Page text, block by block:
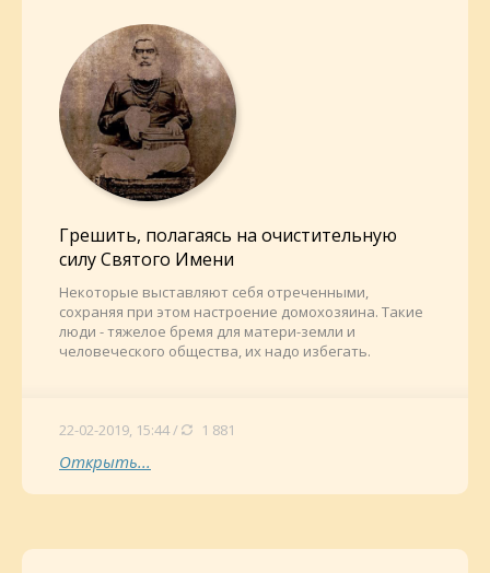
Грешить, полагаясь на очистительную
силу Святого Имени
Некоторые выставляют себя отреченными,
сохраняя при этом настроение домохозяина. Такие
люди - тяжелое бремя для матери-земли и
человеческого общества, их надо избегать.
22-02-2019, 15:44 / 1 881
Открыть...